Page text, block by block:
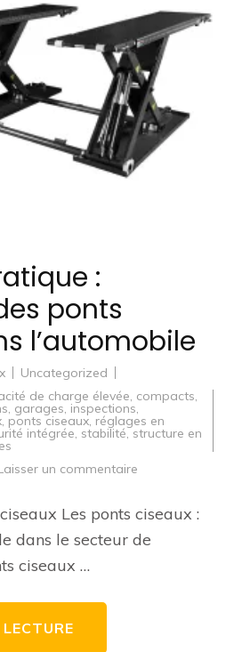
:
ponts
l’automobile
Uncategorized
de charge élevée, compacts,
, garages, inspections,
, ponts ciseaux, réglages en
intégrée, stabilité,structure en
un commentaire
l’efficacité
des
ponts
Les ponts ciseaux :
dans le secteur de
ciseaux …